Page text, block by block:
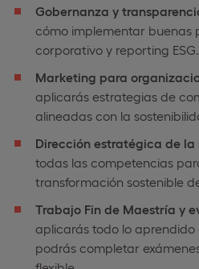
Gobernanza y
cómo implementar buenas
corporativo y reporting ESG.
Marketing para
aplicarás estrategias de
alineadas con la
Dirección estratégica de la
todas las competencias
transformación sostenible
Trabajo Fin de Maestría y
aplicarás todo lo
podrás completar